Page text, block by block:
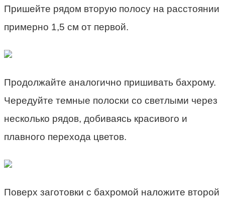
Пришейте рядом вторую полосу на расстоянии
примерно 1,5 см от первой.
Продолжайте аналогично пришивать бахрому.
Чередуйте темные полоски со светлыми через
несколько рядов, добиваясь красивого и
плавного перехода цветов.
Поверх заготовки с бахромой наложите второй